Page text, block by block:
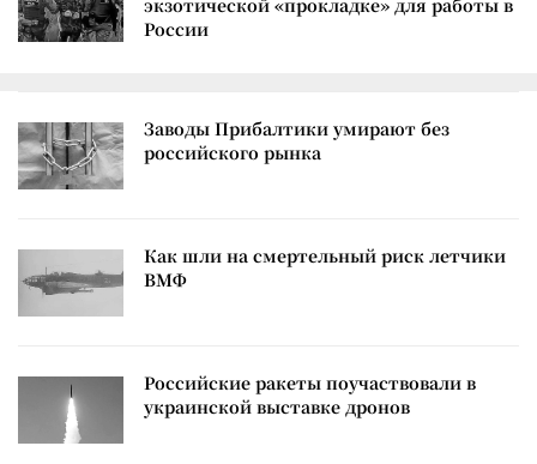
экзотической «прокладке» для работы в
России
Заводы Прибалтики умирают без
российского рынка
Как шли на смертельный риск летчики
ВМФ
Российские ракеты поучаствовали в
украинской выставке дронов